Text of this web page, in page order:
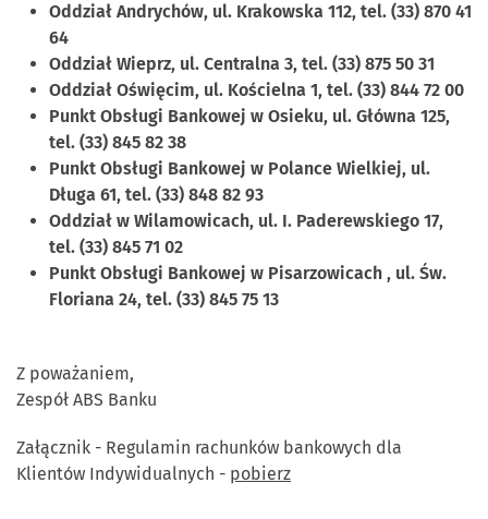
Oddział Andrychów, ul. Krakowska 112, tel. (33) 870 41
64
Oddział Wieprz, ul. Centralna 3, tel. (33) 875 50 31
Oddział Oświęcim, ul. Kościelna 1, tel. (33) 844 72 00
Punkt Obsługi Bankowej w Osieku, ul. Główna 125,
tel. (33) 845 82 38
Punkt Obsługi Bankowej w Polance Wielkiej, ul.
Długa 61, tel. (33) 848 82 93
Oddział w Wilamowicach, ul. I. Paderewskiego 17,
tel. (33) 845 71 02
Punkt Obsługi Bankowej w Pisarzowicach , ul. Św.
Floriana 24, tel. (33) 845 75 13
Z poważaniem,
Zespół ABS Banku
Załącznik - Regulamin rachunków bankowych dla
Klientów Indywidualnych - pobierz